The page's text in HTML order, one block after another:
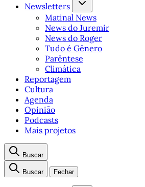
Newsletters
Matinal News
News do Juremir
News do Roger
Tudo é Gênero
Parêntese
Climática
Reportagem
Cultura
Agenda
Opinião
Podcasts
Mais projetos
Buscar
Buscar Fechar